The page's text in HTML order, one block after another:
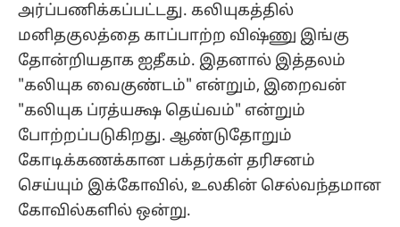
அர்ப்பணிக்கப்பட்டது. கலியுகத்தில்
மனிதகுலத்தை காப்பாற்ற விஷ்ணு இங்கு
தோன்றியதாக ஐதீகம். இதனால் இத்தலம்
"கலியுக வைகுண்டம்" என்றும், இறைவன்
"கலியுக ப்ரத்யக்ஷ தெய்வம்" என்றும்
போற்றப்படுகிறது. ஆண்டுதோறும்
கோடிக்கணக்கான பக்தர்கள் தரிசனம்
செய்யும் இக்கோவில், உலகின் செல்வந்தமான
கோவில்களில் ஒன்று.